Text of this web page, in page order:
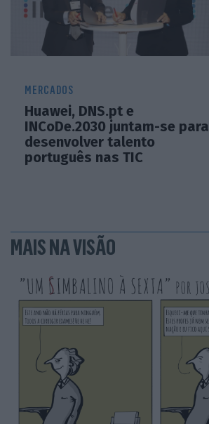
MERCADOS
Huawei, DNS.pt e
INCoDe.2030 juntam-se para
desenvolver talento
português nas TIC
MAIS NA VISÃO